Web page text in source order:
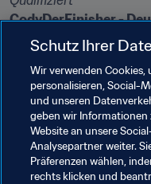
CodyDerFinisher -
Mo_Aubameyang –
Die wichtigsten
Deutschland war mit
in München vertreten,
zum letzten Tag kein
qualifizieren. Zum
noch einmal das Glück.
Schutz Ihrer
Wir verwenden Cookies,
personalisieren, Social-
und unseren
geben wir
Website an unsere
Analysepartner weiter.
Präferenzen wählen,
rechts klicken und